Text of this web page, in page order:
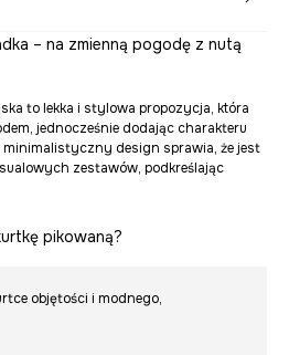
– na zmienną pogodę z nutą
to lekka i stylowa propozycja, która
jednocześnie dodając charakteru
design sprawia, że jest
zestawów, podkreślając
pikowaną?
objętości i modnego,